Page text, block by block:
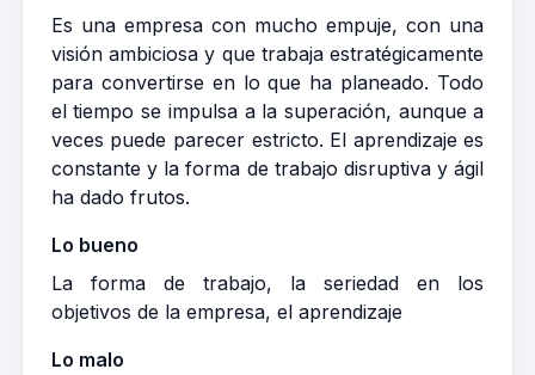
Es una empresa con mucho empuje, con una
visión ambiciosa y que trabaja estratégicamente
para convertirse en lo que ha planeado. Todo
el tiempo se impulsa a la superación, aunque a
veces puede parecer estricto. El aprendizaje es
constante y la forma de trabajo disruptiva y ágil
ha dado frutos.
Lo bueno
La forma de trabajo, la seriedad en los
objetivos de la empresa, el aprendizaje
Lo malo